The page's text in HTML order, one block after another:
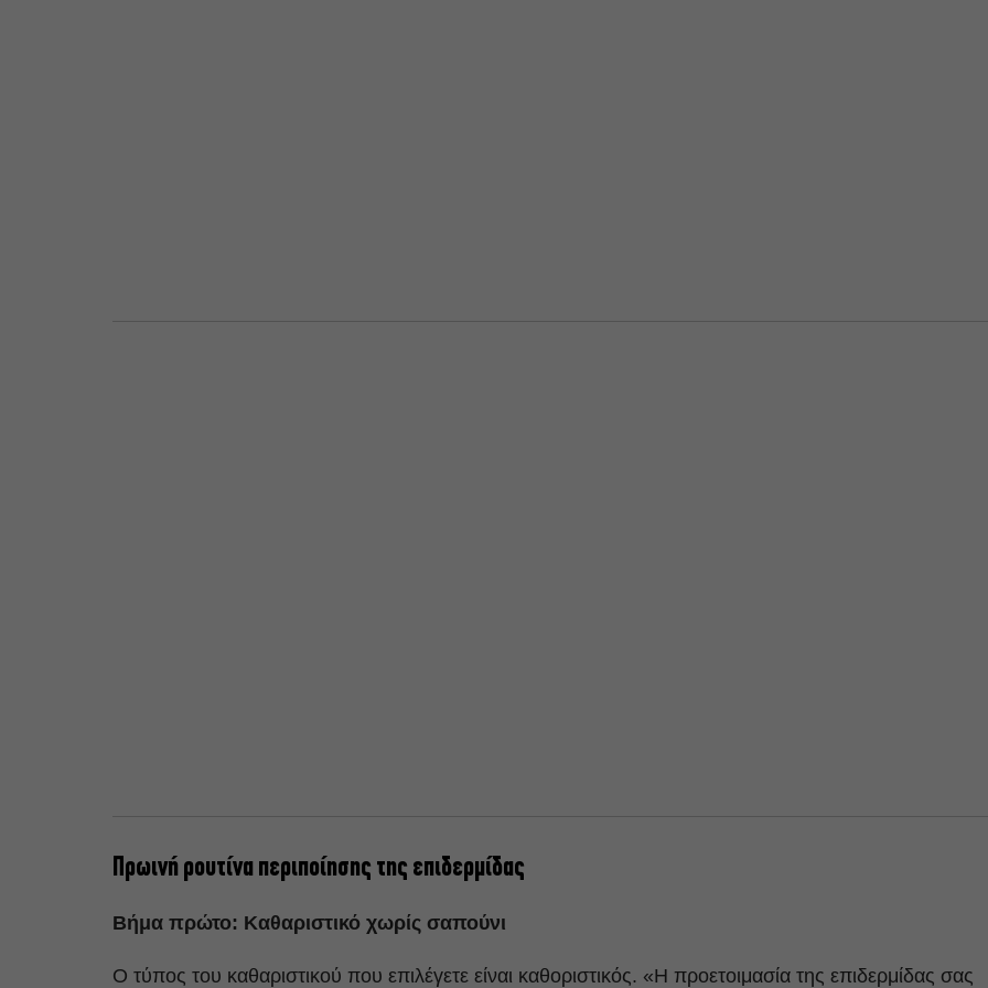
Πρωινή ρουτίνα περιποίησης της επιδερμίδας
Βήμα πρώτο: Καθαριστικό χωρίς σαπούνι
Ο τύπος του καθαριστικού που επιλέγετε είναι καθοριστικός. «Η προετοιμασία της επιδερμίδας σας